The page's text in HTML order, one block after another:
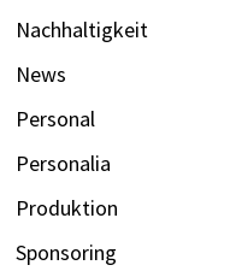
Nachhaltigkeit
News
Personal
Personalia
Produktion
Sponsoring